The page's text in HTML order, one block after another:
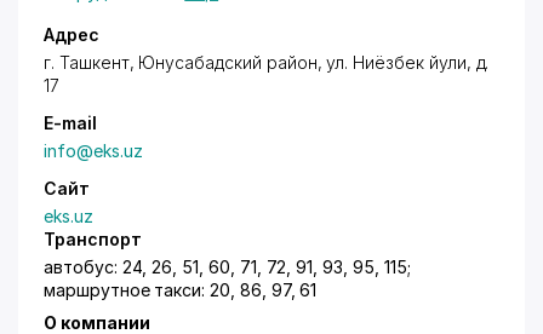
Адрес
г. Ташкент, Юнусабадский район,ул. Ниёзбек йули, д.
17
E-mail
info@eks.uz
Сайт
eks.uz
Транспорт
автобус: 24, 26, 51, 60, 71, 72, 91, 93, 95, 115;
маршрутное такси: 20, 86, 97, 61
О компании